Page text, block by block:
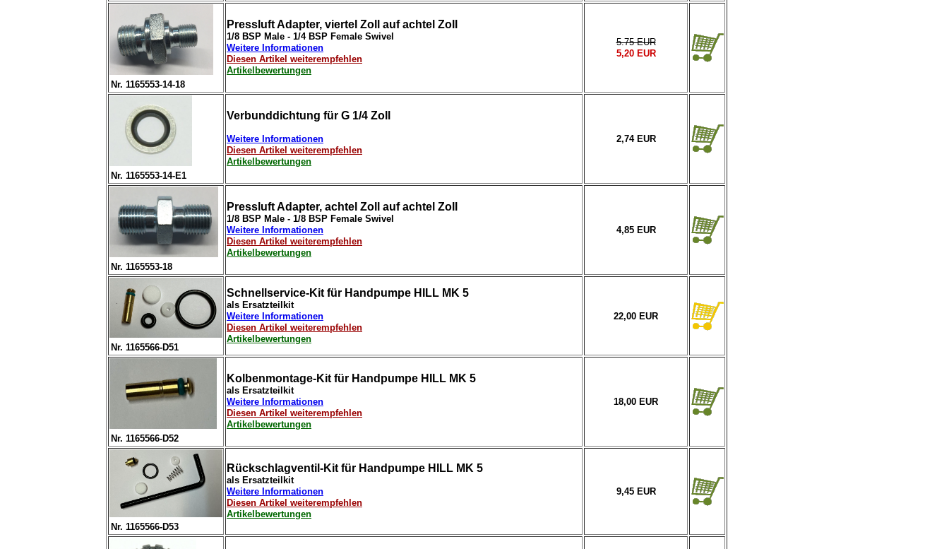
Nr. 1165553-14-18
Pressluft Adapter, viertel Zoll auf achtel Zoll
1/8 BSP Male - 1/4 BSP Female Swivel
Weitere Informationen
Diesen Artikel weiterempfehlen
Artikelbewertungen
5.75 EUR
5,20 EUR
Nr. 1165553-14-E1
Verbunddichtung für G 1/4 Zoll
Weitere Informationen
Diesen Artikel weiterempfehlen
Artikelbewertungen
2,74 EUR
Nr. 1165553-18
Pressluft Adapter, achtel Zoll auf achtel Zoll
1/8 BSP Male - 1/8 BSP Female Swivel
Weitere Informationen
Diesen Artikel weiterempfehlen
Artikelbewertungen
4,85 EUR
Nr. 1165566-D51
Schnellservice-Kit für Handpumpe HILL MK 5
als Ersatzteilkit
Weitere Informationen
Diesen Artikel weiterempfehlen
Artikelbewertungen
22,00 EUR
Nr. 1165566-D52
Kolbenmontage-Kit für Handpumpe HILL MK 5
als Ersatzteilkit
Weitere Informationen
Diesen Artikel weiterempfehlen
Artikelbewertungen
18,00 EUR
Nr. 1165566-D53
Rückschlagventil-Kit für Handpumpe HILL MK 5
als Ersatzteilkit
Weitere Informationen
Diesen Artikel weiterempfehlen
Artikelbewertungen
9,45 EUR